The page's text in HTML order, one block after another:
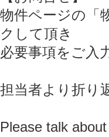
物件ページの「
クして頂き
必要事項をご入
担当者より折り
Please talk